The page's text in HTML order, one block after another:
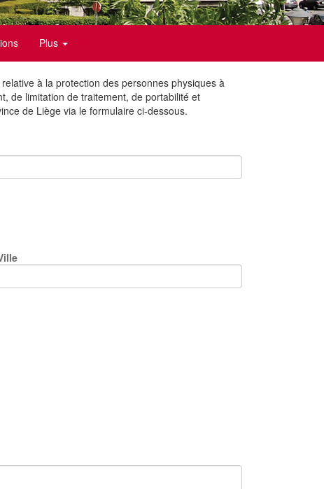
Plus
à la protection des personnes physiques à
de limitation de traitement, de portabilité et
de Liège via le formulaire ci-dessous.